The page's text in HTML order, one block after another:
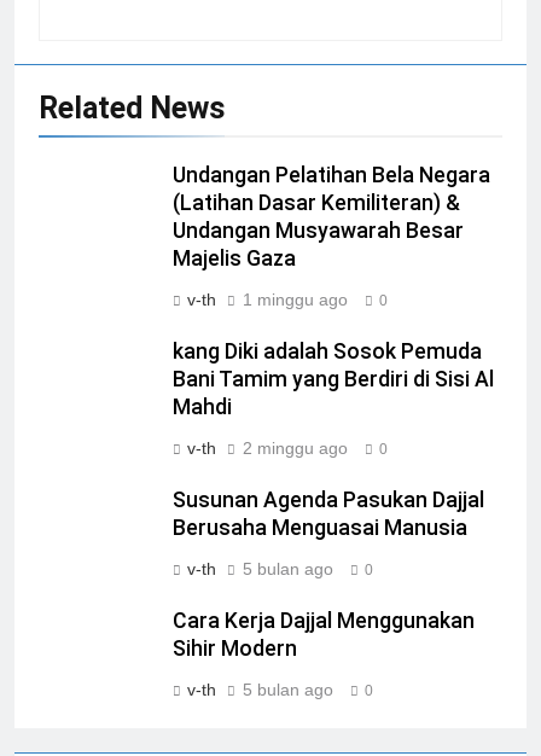
Related News
Undangan Pelatihan Bela Negara
(Latihan Dasar Kemiliteran) &
Undangan Musyawarah Besar
Majelis Gaza
v-th 1 minggu ago 0
kang Diki adalah Sosok Pemuda
Bani Tamim yang Berdiri di Sisi Al
Mahdi
v-th 2 minggu ago 0
Susunan Agenda Pasukan Dajjal
Berusaha Menguasai Manusia
v-th 5 bulan ago 0
Cara Kerja Dajjal Menggunakan
Sihir Modern
v-th 5 bulan ago 0